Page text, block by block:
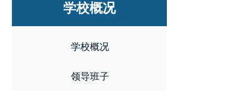
学校概况
学校概况
领导班子